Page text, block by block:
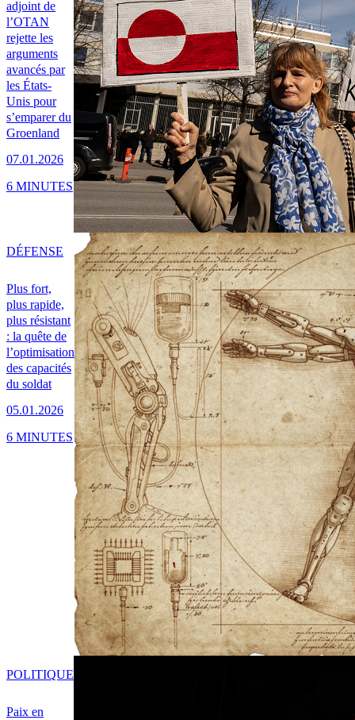
adjoint de
l’OTAN
rejette les
arguments
avancés par
les États-
Unis pour
s’emparer du
Groenland
07.01.2026
6 MINUTES
Plus fort,
plus rapide,
plus résistant
: la quête de
l’optimisation
des capacités
du soldat
05.01.2026
DÉFENSE
6 MINUTES
Paix en
POLITIQUE